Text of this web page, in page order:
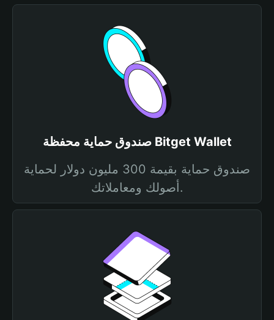
صندوق حماية محفظة Bitget Wallet
صندوق حماية بقيمة 300 مليون دولار لحماية
أصولك ومعاملاتك.